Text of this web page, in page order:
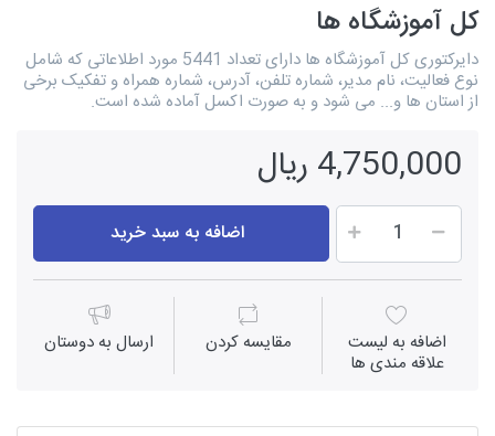
کل آموزشگاه ها
دایرکتوری کل آموزشگاه ها دارای تعداد 5441 مورد اطلاعاتی که شامل
نوع فعالیت، نام مدیر، شماره تلفن، آدرس، شماره همراه و تفکیک برخی
از استان ها و... می شود و به صورت اکسل آماده شده است.
4,750,000 ریال
اضافه به سبد خرید
اضافه به لیست
علاقه مندی ها
مقايسه كردن ارسال به دوستان